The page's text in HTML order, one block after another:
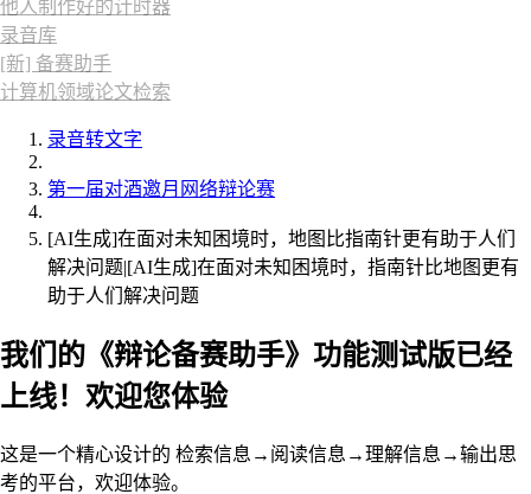
他人制作好的计时器
录音库
[新] 备赛助手
计算机领域论文检索
录音转文字
第一届对酒邀月网络辩论赛
[AI生成]在面对未知困境时，地图比指南针更有助于人们
解决问题|[AI生成]在面对未知困境时，指南针比地图更有
助于人们解决问题
我们的《辩论备赛助手》功能测试版已经
上线！欢迎您体验
这是一个精心设计的 检索信息→阅读信息→理解信息→输出思
考的平台，欢迎体验。